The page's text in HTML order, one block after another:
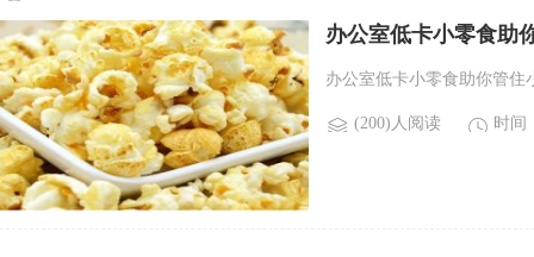
办公室低卡小零食助
办公室低卡小零食助你管住
(200)人阅读 时间